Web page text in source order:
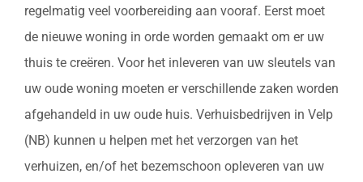
regelmatig veel voorbereiding aan vooraf. Eerst moet
de nieuwe woning in orde worden gemaakt om er uw
thuis te creëren. Voor het inleveren van uw sleutels van
uw oude woning moeten er verschillende zaken worden
afgehandeld in uw oude huis. Verhuisbedrijven in Velp
(NB) kunnen u helpen met het verzorgen van het
verhuizen, en/of het bezemschoon opleveren van uw